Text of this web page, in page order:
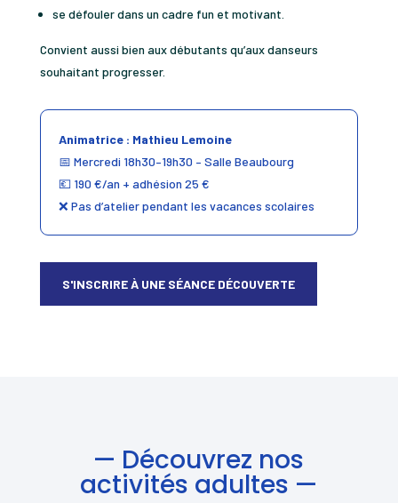
se défouler dans un cadre fun et motivant.
Convient aussi bien aux débutants qu’aux danseurs
souhaitant progresser.
Animatrice : Mathieu Lemoine
📅 Mercredi 18h30–19h30 – Salle Beaubourg
💶 190 €/an + adhésion 25 €
❌ Pas d’atelier pendant les vacances scolaires
S'INSCRIRE À UNE SÉANCE DÉCOUVERTE
— Découvrez nos
activités adultes —